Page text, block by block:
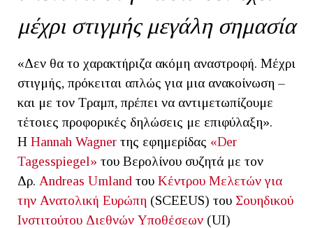
μέχρι στιγμής μεγάλη σημασία
«Δεν θα το χαρακτήριζα ακόμη αναστροφή. Μέχρι
στιγμής, πρόκειται απλώς για μια ανακοίνωση –
και με τον Τραμπ, πρέπει να αντιμετωπίζουμε
τέτοιες προφορικές δηλώσεις με επιφύλαξη».
Η Hannah Wagner της εφημερίδας «Der
Tagesspiegel» του Βερολίνου συζητά με τον
Δρ. Andreas Umland του Κέντρου Μελετών για
την Ανατολική Ευρώπη (SCEEUS) του Σουηδικού
Ινστιτούτου Διεθνών Υποθέσεων (UI)